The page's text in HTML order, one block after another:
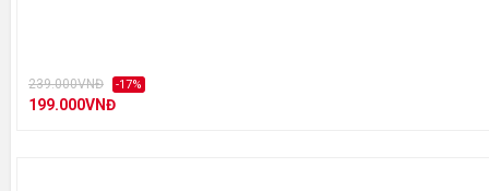
239.000VNĐ -17%
199.000VNĐ